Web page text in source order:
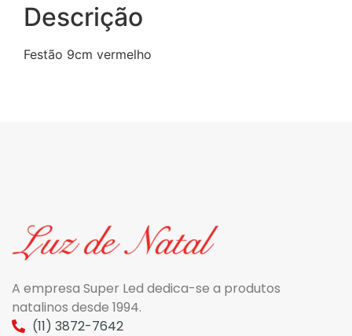
Descrição
Festão 9cm vermelho
A empresa Super Led dedica-se a produtos
natalinos desde 1994.
(11) 3872-7642